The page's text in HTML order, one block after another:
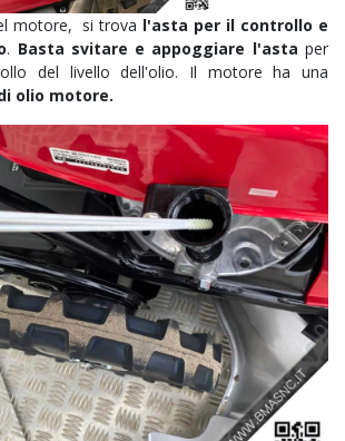
motore, si trova l'asta per il controllo e
. Basta svitare e appoggiare l'asta per
del livello dell'olio. Il motore ha una
olio motore.